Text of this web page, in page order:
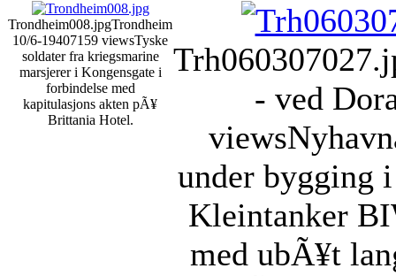
Trondheim008.jpgTrondheim
10/6-19407159 viewsTyske
soldater fra kriegsmarine
marsjerer i Kongensgate i
forbindelse med
kapitulasjons akten pÃ¥
Brittania Hotel.
- ved
views
under bygging
Kleintanker
med ubÃ¥t